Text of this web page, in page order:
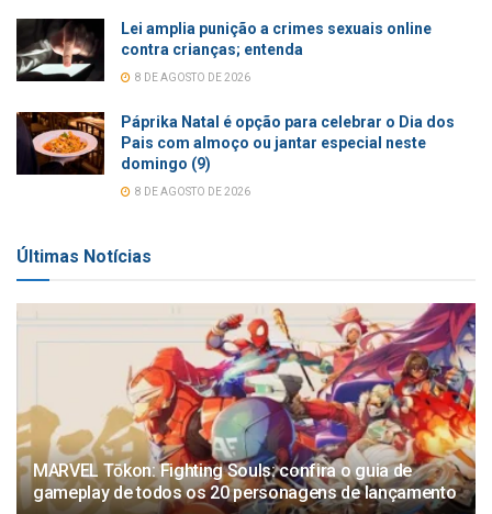
Lei amplia punição a crimes sexuais online
contra crianças; entenda
8 DE AGOSTO DE 2026
Páprika Natal é opção para celebrar o Dia dos
Pais com almoço ou jantar especial neste
domingo (9)
8 DE AGOSTO DE 2026
Últimas Notícias
MARVEL Tōkon: Fighting Souls: confira o guia de
gameplay de todos os 20 personagens de lançamento